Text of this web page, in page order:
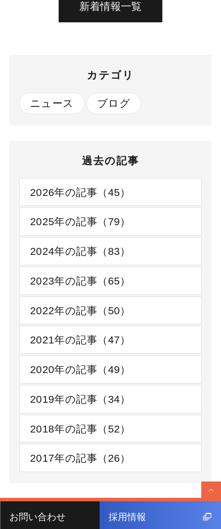
新着情報一覧
カテゴリ
ニュース ブログ
過去の記事
2026年の記事（45）
2025年の記事（79）
2024年の記事（83）
2023年の記事（65）
2022年の記事（50）
2021年の記事（47）
2020年の記事（49）
2019年の記事（34）
2018年の記事（52）
2017年の記事（26）
お問い合わせ 採用情報